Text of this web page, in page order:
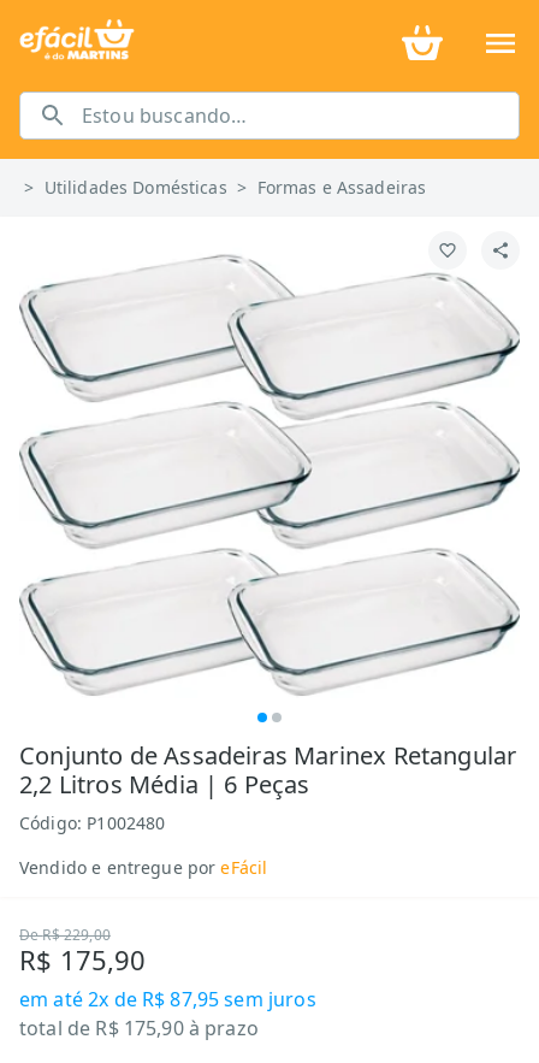
> Utilidades Domésticas > Formas e Assadeiras
Conjunto de Assadeiras Marinex Retangular
2,2 Litros Média | 6 Peças
Código: P1002480
Vendido e entregue por eFácil
DeR$ 229,00
R$ 175,90
em até2x de R$ 87,95sem juros
total de R$ 175,90à prazo